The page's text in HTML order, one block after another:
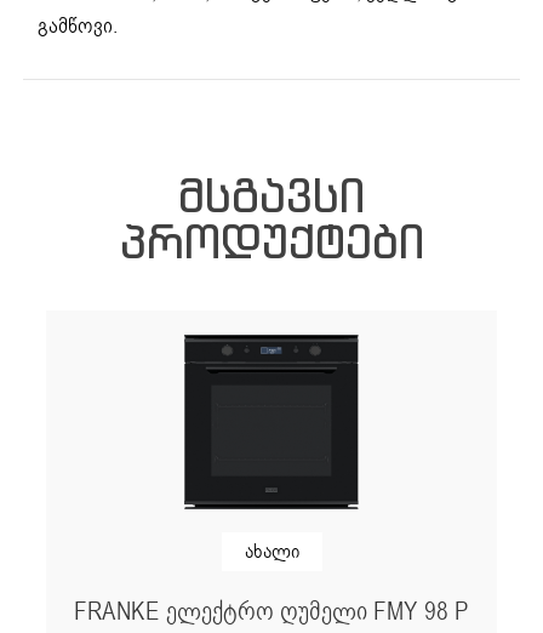
გამწოვი.
ᲛᲡᲒᲐᲕᲡᲘ
ᲞᲠᲝᲓᲣᲥᲢᲔᲑᲘ
ახალი
FRANKE ელექტრო ღუმელი FMY 98 P